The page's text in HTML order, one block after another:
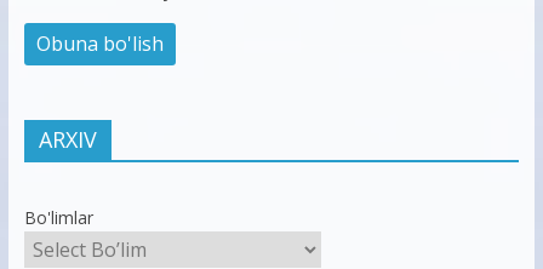
ARXIV
Bo'limlar